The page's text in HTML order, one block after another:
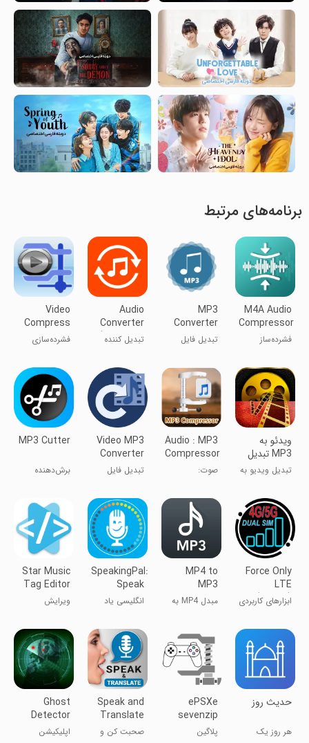
برنامه‌های مرتبط
M4A Audio
Compressor
فشرده‌ساز
MP3
Converter
تبدیل فایل
یکدیگر
Audio
Converter
(MP3 AAC
تبدیل کننده
AAC OPUS)
Video
Compress
فشرده‌سازی
ویدئو به
MP3 تبدیل
تبدیل ویدیو به
Audio : MP3
Compressor
صوت:
MP3
Video MP3
Converter
تبدیل فایل
صوتی
MP3 Cutter
برش‌دهنده
Force Only
LTE
(4G/5G)
ابزارهای کاربردی
MP4 to
MP3
Converterمبدل MP4 به
SpeakingPal:
Speak
English
انگلیسی یاد
صحبت کن
Star Music
Tag Editor
ویرایش
‏‏‏‏‏‏‏‏‏‏‏‏حدیث روز
هر روز یک
ePSXe
sevenzip
Plugin
پلاگین
Speak and
Translate
Languages
صحبت کن و
Ghost
Detector
Prank App
اپلیکیشن